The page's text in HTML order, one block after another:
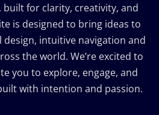
built for clarity, creativity, and
is designed to bring ideas to
intuitive navigation and
the world. We’re excited to
you to explore, engage, and
with intention and passion.